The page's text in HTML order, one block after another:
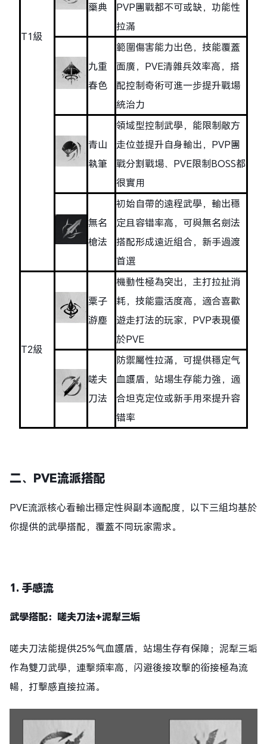
T1級
藥典
PVP團戰都不可或缺，功能性
拉滿
九重
春色
範圍傷害能力出色，技能覆蓋
面廣，PVE清雜兵效率高，搭
配控制奇術可進一步提升戰場
統治力
青山
執筆
領域型控制武學，能限制敵方
走位並提升自身輸出，PVP團
戰分割戰場、PVE限制BOSS都
很實用
無名
槍法
初始自帶的遠程武學，輸出穩
定且容错率高，可與無名劍法
搭配形成遠近組合，新手過渡
首選
T2級
粟子
游塵
機動性極為突出，主打拉扯消
耗，技能靈活度高，適合喜歡
遊走打法的玩家，PVP表現優
於PVE
嗟夫
刀法
防禦屬性拉滿，可提供穩定气
血護盾，站場生存能力強，適
合坦克定位或新手用來提升容
错率
二、PVE流派搭配
PVE流派核心看輸出穩定性與副本適配度，以下三組均基於
你提供的武學搭配，覆蓋不同玩家需求。
1. 手感流
武學搭配：嗟夫刀法+泥犁三垢
嗟夫刀法能提供25%气血護盾，站場生存有保障；泥犁三垢
作為雙刀武學，連擊頻率高，闪避後接攻擊的銜接極為流
暢，打擊感直接拉滿。